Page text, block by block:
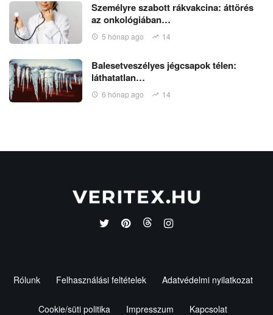
Személyre szabott rákvakcina: áttörés
az onkológiában…
5 hónap ago 14
Balesetveszélyes jégcsapok télen:
láthatatlan…
6 hónap ago 14
Rólunk Felhasználási feltételek Adatvédelmi nyilatkozat
Cookie/süti politika Impresszum Kapcsolat